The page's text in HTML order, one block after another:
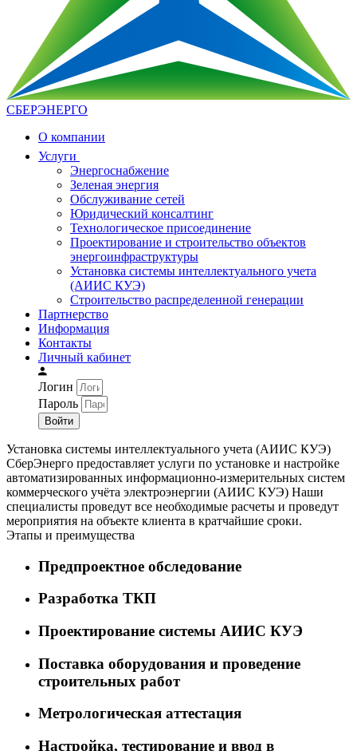
СБЕРЭНЕРГО
О компании
Услуги
Энергоснабжение
Зеленая энергия
Обслуживание сетей
Юридический консалтинг
Технологическое присоединение
Проектирование и строительство объектов
энергоинфраструктуры
Установка системы интеллектуального учета
(АИИС КУЭ)
Строительство распределенной генерации
Партнерство
Информация
Контакты
Личный кабинет
Логин
Пароль
Войти
Установка системы интеллектуального учета (АИИС КУЭ)
СберЭнерго предоставляет услуги по установке и настройке
автоматизированных информационно-измерительных систем
коммерческого учёта электроэнергии (АИИС КУЭ) Наши
специалисты проведут все необходимые расчеты и проведут
мероприятия на объекте клиента в кратчайшие сроки.
Этапы и преимущества
Предпроектное обследование
Разработка ТКП
Проектирование системы АИИС КУЭ
Поставка оборудования и проведение
строительных работ
Метрологическая аттестация
Настройка, тестирование и ввод в